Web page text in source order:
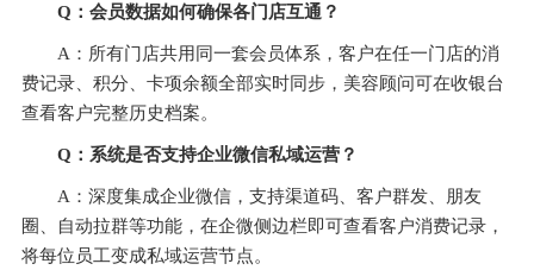
Q：会员数据如何确保各门店互通？
A：所有门店共用同一套会员体系，客户在任一门店的消
费记录、积分、卡项余额全部实时同步，美容顾问可在收银台
查看客户完整历史档案。
Q：系统是否支持企业微信私域运营？
A：深度集成企业微信，支持渠道码、客户群发、朋友
圈、自动拉群等功能，在企微侧边栏即可查看客户消费记录，
将每位员工变成私域运营节点。